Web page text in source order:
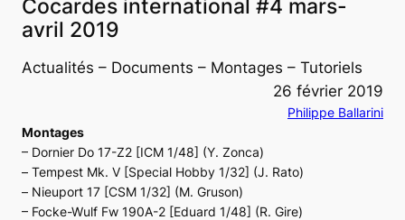
Cocardes international #4 mars-
avril 2019
Actualités – Documents – Montages – Tutoriels
26 février 2019
Philippe Ballarini
Montages
– Dornier Do 17-Z2 [ICM 1/48] (Y. Zonca)
– Tempest Mk. V [Special Hobby 1/32] (J. Rato)
– Nieuport 17 [CSM 1/32] (M. Gruson)
– Focke-Wulf Fw 190A-2 [Eduard 1/48] (R. Gire)